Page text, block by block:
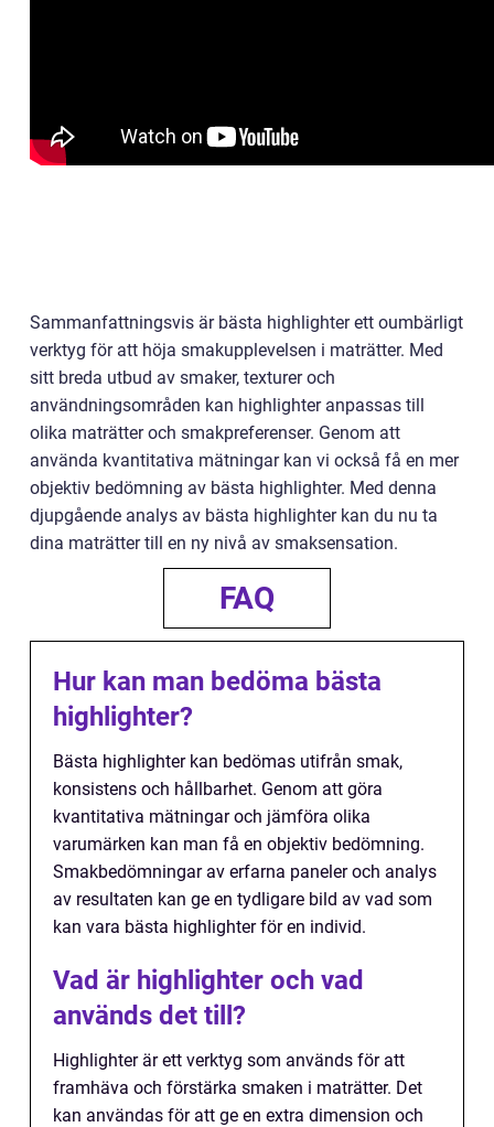
Sammanfattningsvis är bästa highlighter ett oumbärligt
verktyg för att höja smakupplevelsen i maträtter. Med
sitt breda utbud av smaker, texturer och
användningsområden kan highlighter anpassas till
olika maträtter och smakpreferenser. Genom att
använda kvantitativa mätningar kan vi också få en mer
objektiv bedömning av bästa highlighter. Med denna
djupgående analys av bästa highlighter kan du nu ta
dina maträtter till en ny nivå av smaksensation.
FAQ
Hur kan man bedöma bästa
highlighter?
Bästa highlighter kan bedömas utifrån smak,
konsistens och hållbarhet. Genom att göra
kvantitativa mätningar och jämföra olika
varumärken kan man få en objektiv bedömning.
Smakbedömningar av erfarna paneler och analys
av resultaten kan ge en tydligare bild av vad som
kan vara bästa highlighter för en individ.
Vad är highlighter och vad
används det till?
Highlighter är ett verktyg som används för att
framhäva och förstärka smaken i maträtter. Det
kan användas för att ge en extra dimension och